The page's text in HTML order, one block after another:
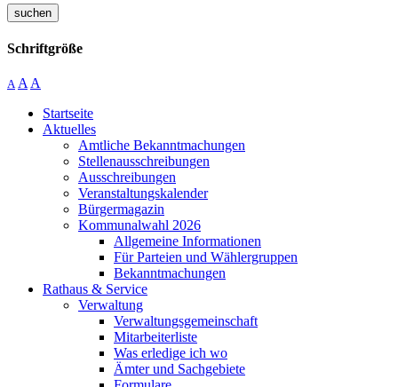
suchen
Schriftgröße
A A A
Startseite
Aktuelles
Amtliche Bekanntmachungen
Stellenausschreibungen
Ausschreibungen
Veranstaltungskalender
Bürgermagazin
Kommunalwahl 2026
Allgemeine Informationen
Für Parteien und Wählergruppen
Bekanntmachungen
Rathaus & Service
Verwaltung
Verwaltungsgemeinschaft
Mitarbeiterliste
Was erledige ich wo
Ämter und Sachgebiete